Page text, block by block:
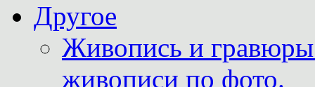
Другое
Живопись и
живописи по фото.